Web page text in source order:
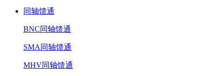
同轴馈通
BNC同轴馈通
SMA同轴馈通
MHV同轴馈通